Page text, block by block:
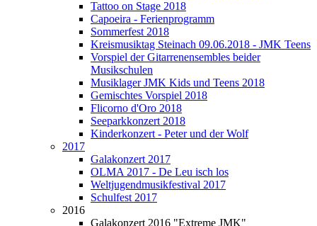
Tattoo on Stage 2018
Capoeira - Ferienprogramm
Sommerfest 2018
Kreismusiktag Steinach 09.06.2018 - JMK Teens
Vorspiel der Gitarrenensembles beider
Musikschulen
Musiklager JMK Kids und Teens 2018
Gemischtes Vorspiel 2018
Flicorno d'Oro 2018
Seeparkkonzert 2018
Kinderkonzert - Peter und der Wolf
2017
Galakonzert 2017
OLMA 2017 - De Leu isch los
Weltjugendmusikfestival 2017
Schulfest 2017
2016
Galakonzert 2016 "Extreme JMK"